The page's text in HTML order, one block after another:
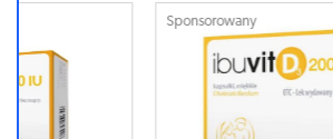
Sponsorowany